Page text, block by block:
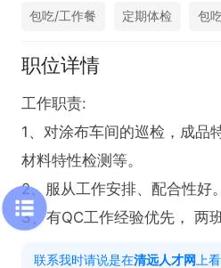
包吃/工作餐 定期体检 包
职位详情
工作职责:
1、对涂布车间的巡检，成品
材料特性检测等。
2、服从工作安排、配合性好。
3、有QC工作经验优先， 两
联系我时请说是在清远人才网 上